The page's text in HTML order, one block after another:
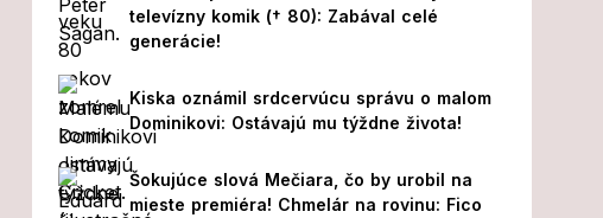
televízny komik († 80): Zabával celé
generácie!
Kiska oznámil srdcervúcu správu o malom
Dominikovi: Ostávajú mu týždne života!
Šokujúce slová Mečiara, čo by urobil na
mieste premiéra! Chmelár na rovinu: Fico